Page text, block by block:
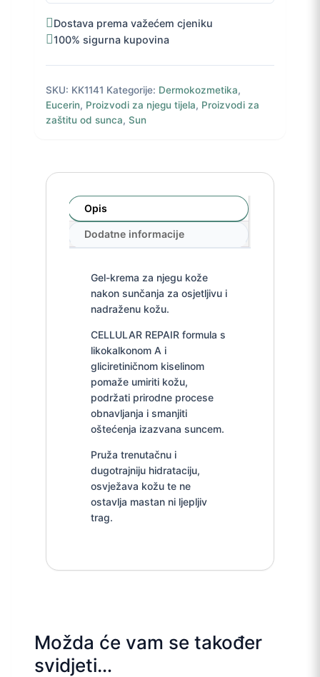
Dostava prema važećem cjeniku
100% sigurna kupovina
SKU: KK1141 Kategorije: Dermokozmetika,
Eucerin, Proizvodi za njegu tijela, Proizvodi za
zaštitu od sunca, Sun
Opis
Dodatne informacije
Gel-krema za njegu kože
nakon sunčanja za osjetljivu i
nadraženu kožu.
CELLULAR REPAIR formula s
likokalkonom A i
gliciretiničnom kiselinom
pomaže umiriti kožu,
podržati prirodne procese
obnavljanja i smanjiti
oštećenja izazvana suncem.
Pruža trenutačnu i
dugotrajniju hidrataciju,
osvježava kožu te ne
ostavlja mastan ni ljepljiv
trag.
Možda će vam se također
svidjeti…